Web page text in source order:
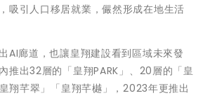
吸引人口移居就業，儼然形成在地生活
AI廊道，也讓皇翔建設看到區域未來發
推出32層的「皇翔PARK」、20層的「皇
翔芊翠」「皇翔芊樾」，2023年更推出